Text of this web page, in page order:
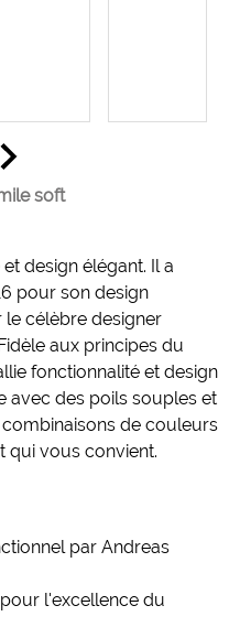
soft
design élégant. Il a
pour son design
célèbre designer
aux principes du
fonctionnalité et design
avec des poils souples et
de couleurs
qui vous convient.
par Andreas
l'excellence du